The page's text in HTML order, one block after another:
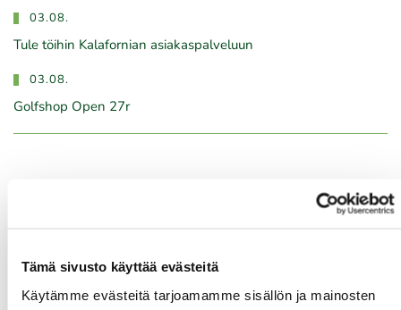
Tämä sivusto käyttää evästeitä
Käytämme evästeitä tarjoamamme sisällön ja mainosten
03.08.
Tule töihin Kalafornian asiakaspalveluun
03.08.
Golfshop Open 27r
10.08.